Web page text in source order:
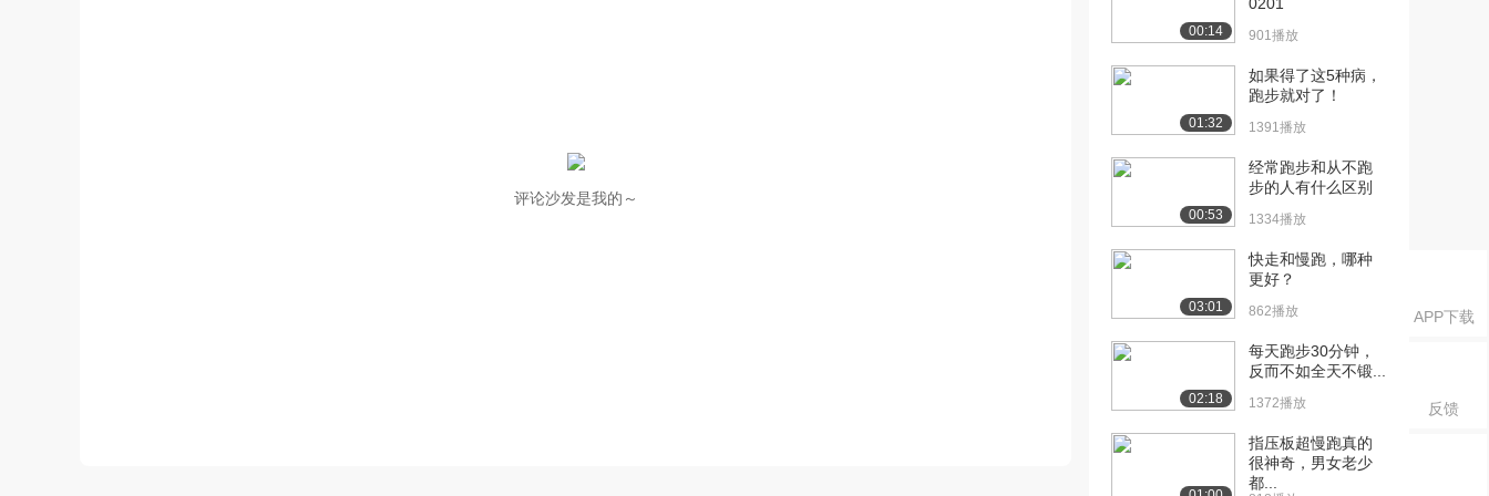
APP下载
反馈
评论沙发是我的～
00:14 901播放
01:32
如果得了这5种病，
跑步就对了！
1391播放
00:53
经常跑步和从不跑
步的人有什么区别
1334播放
03:01
快走和慢跑，哪种
更好？
862播放
02:18
每天跑步30分钟，
反而不如全天不锻...
1372播放
指压板超慢跑真的
很神奇，男女老少
都...